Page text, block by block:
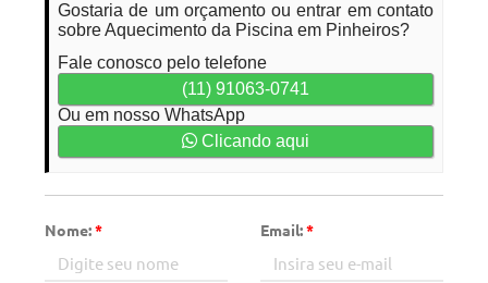
Gostaria de um orçamento ou entrar em contato
sobre Aquecimento da Piscina em Pinheiros?
Fale conosco pelo telefone
(11) 91063-0741
Ou em nosso WhatsApp
Clicando aqui
Nome:* Email:*